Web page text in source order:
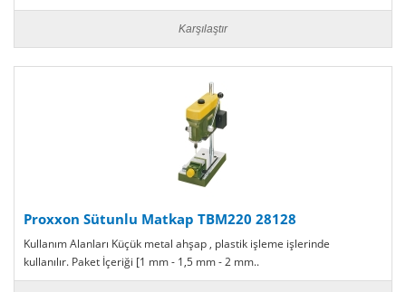
Karşılaştır
Proxxon Sütunlu Matkap TBM220 28128
Kullanım Alanları Küçük metal ahşap , plastik işleme işlerinde
kullanılır. Paket İçeriği [1 mm - 1,5 mm - 2 mm..